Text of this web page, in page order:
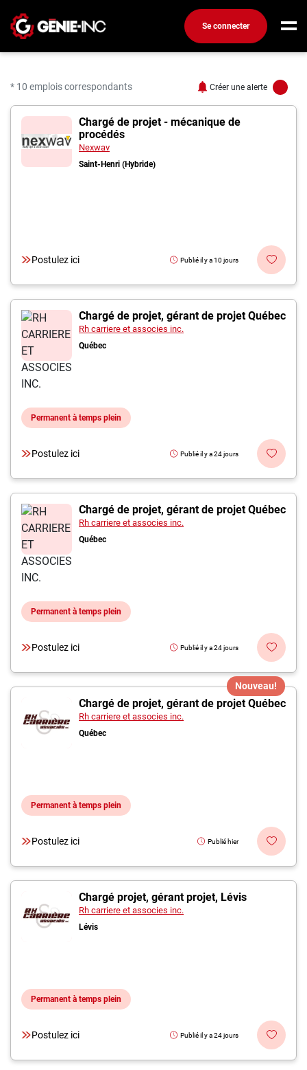
Se connecter
Créez un compte
Emplois
Recherchez un emploi
Compagnies
Inscrivez-vous à l'infolettre
Employeurs
Publiez une offre d'emploi
* 10 emplois correspondants Créer une alerte
10 offres pour
Chargé de projet - mécanique de
procédés
Nexwav
Saint-Henri (Hybride)
Postulez ici Publié il y a 10 jours
Chargé de projet, gérant de projet Québec
Rh carriere et associes inc.
Québec
Permanent à temps plein
Postulez ici Publié il y a 24 jours
Chargé de projet, gérant de projet Québec
Rh carriere et associes inc.
Québec
Permanent à temps plein
Postulez ici Publié il y a 24 jours
Nouveau!
Chargé de projet, gérant de projet Québec
Rh carriere et associes inc.
Québec
Permanent à temps plein
Postulez ici Publié hier
Chargé projet, gérant projet, Lévis
Rh carriere et associes inc.
Lévis
Permanent à temps plein
Postulez ici Publié il y a 24 jours